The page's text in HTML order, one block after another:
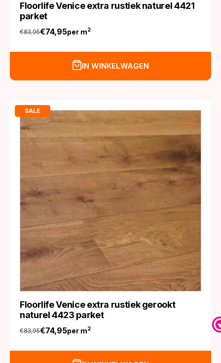
Floorlife Venice extra rustiek naturel 4421
parket
€83,95
Oorspronkelijke
prijs
€74,95
Huidige
prijs
per m2
IN WINKELWAGEN
SALE
Floorlife Venice extra rustiek gerookt
naturel 4423 parket
€83,95
Oorspronkelijke
prijs
€74,95
Huidige
prijs
per m2